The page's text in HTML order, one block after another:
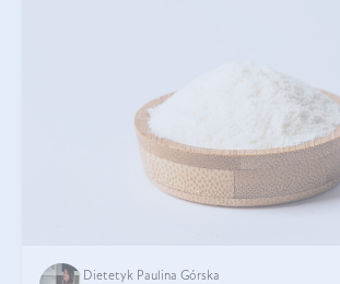
Dietetyk Paulina Górska